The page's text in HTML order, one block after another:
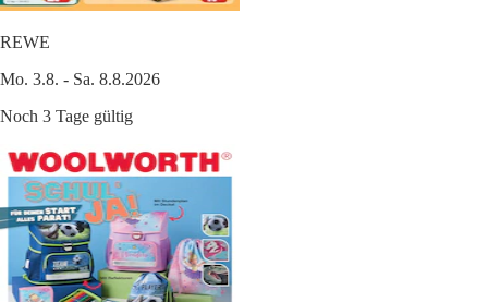
REWE
Mo. 3.8. - Sa. 8.8.2026
Noch 3 Tage gültig